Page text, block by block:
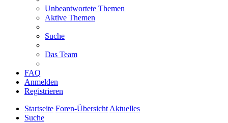
Unbeantwortete Themen
Aktive Themen
Suche
Das Team
FAQ
Anmelden
Registrieren
Startseite Foren-ÜbersichtAktuelles
Suche